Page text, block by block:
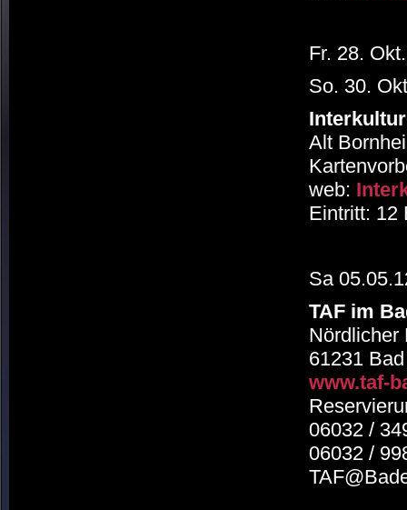
Fr. 28.
So. 30.
Alt
web:
Eintritt: 12
Sa
TAF im
Nördlicher
61231
www.taf-
06032 /
06032 /